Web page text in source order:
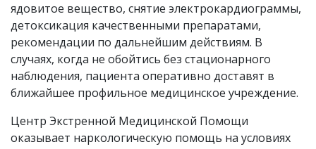
ядовитое вещество, снятие электрокардиограммы,
детоксикация качественными препаратами,
рекомендации по дальнейшим действиям. В
случаях, когда не обойтись без стационарного
наблюдения, пациента оперативно доставят в
ближайшее профильное медицинское учреждение.
Центр Экстренной Медицинской Помощи
оказывает наркологическую помощь на условиях